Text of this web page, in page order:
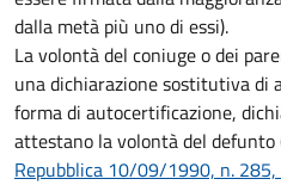
dalla metà più uno di essi).
La volontà del coniuge o dei
una dichiarazione sostitutiva
forma di autocertificazione,
attestano la volontà del defunto
Repubblica 10/09/1990, n.